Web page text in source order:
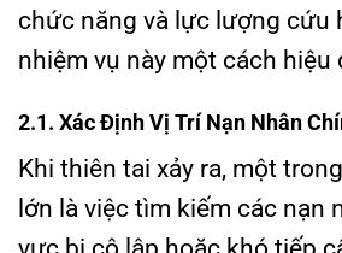
chức năng và lực lượng cứu
nhiệm vụ này một cách hiệu
2.1. Xác Định Vị Trí Nạn Nhân
Khi thiên tai xảy ra, một
lớn là việc tìm kiếm các nạn